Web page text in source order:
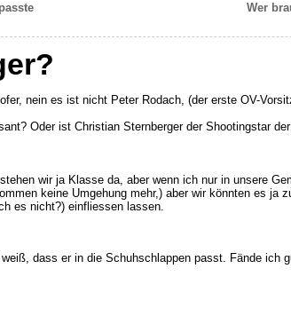
Wer
nein es ist nicht Peter Rodach, (der erste OV-
Oder ist Christian Sternberger der Shootingstar
wir ja Klasse da, aber wenn ich nur in unsere
keine Umgehung mehr,) aber wir könnten es ja
es nicht?) einfliessen lassen.
dass er in die Schuhschlappen passt. Fände ich